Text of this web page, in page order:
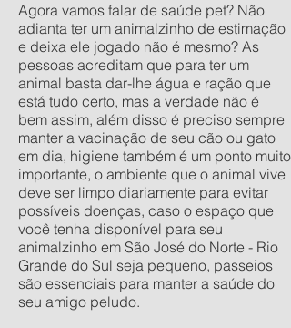
Agora vamos falar de saúde pet? Não
adianta ter um animalzinho de estimação
e deixa ele jogado não é mesmo? As
pessoas acreditam que para ter um
animal basta dar-lhe água e ração que
está tudo certo, mas a verdade não é
bem assim, além disso é preciso sempre
manter a vacinação de seu cão ou gato
em dia, higiene também é um ponto muito
importante, o ambiente que o animal vive
deve ser limpo diariamente para evitar
possíveis doenças, caso o espaço que
você tenha disponível para seu
animalzinho em São José do Norte - Rio
Grande do Sul seja pequeno, passeios
são essenciais para manter a saúde do
seu amigo peludo.